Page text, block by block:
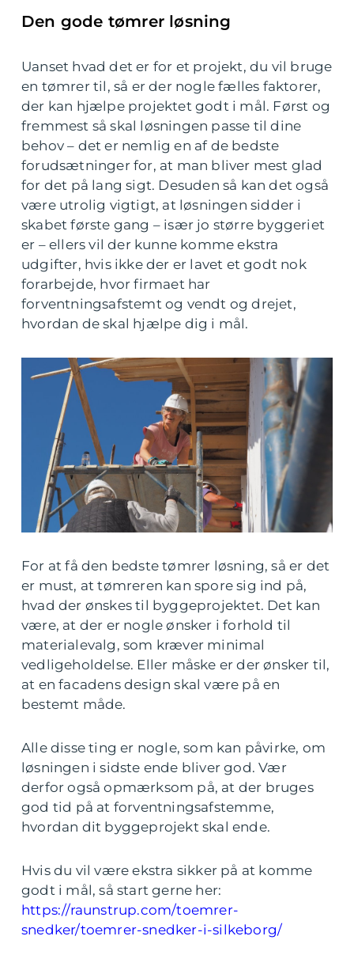
Den gode tømrer løsning
Uanset hvad det er for et projekt, du vil bruge
en tømrer til, så er der nogle fælles faktorer,
der kan hjælpe projektet godt i mål. Først og
fremmest så skal løsningen passe til dine
behov – det er nemlig en af de bedste
forudsætninger for, at man bliver mest glad
for det på lang sigt. Desuden så kan det også
være utrolig vigtigt, at løsningen sidder i
skabet første gang – især jo større byggeriet
er – ellers vil der kunne komme ekstra
udgifter, hvis ikke der er lavet et godt nok
forarbejde, hvor firmaet har
forventningsafstemt og vendt og drejet,
hvordan de skal hjælpe dig i mål.
For at få den bedste tømrer løsning, så er det
er must, at tømreren kan spore sig ind på,
hvad der ønskes til byggeprojektet. Det kan
være, at der er nogle ønsker i forhold til
materialevalg, som kræver minimal
vedligeholdelse. Eller måske er der ønsker til,
at en facadens design skal være på en
bestemt måde.
Alle disse ting er nogle, som kan påvirke, om
løsningen i sidste ende bliver god. Vær
derfor også opmærksom på, at der bruges
god tid på at forventningsafstemme,
hvordan dit byggeprojekt skal ende.
Hvis du vil være ekstra sikker på at komme
godt i mål, så start gerne her:
https://raunstrup.com/toemrer-
snedker/toemrer-snedker-i-silkeborg/